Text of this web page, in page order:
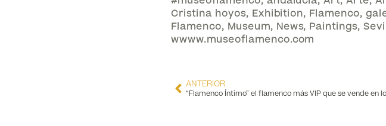
Cristina hoyos, Exhibition, Flamenco,
Flamenco, Museum, News, Paintings,
wwww.museoflamenco.com
ANTERIOR